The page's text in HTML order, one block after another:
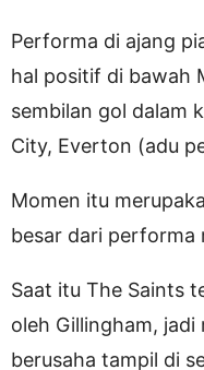
Performa di ajang
hal positif di bawah
sembilan gol dalam
City, Everton (adu
Momen itu
besar dari performa
Saat itu The Saints
oleh Gillingham, jadi
berusaha tampil di